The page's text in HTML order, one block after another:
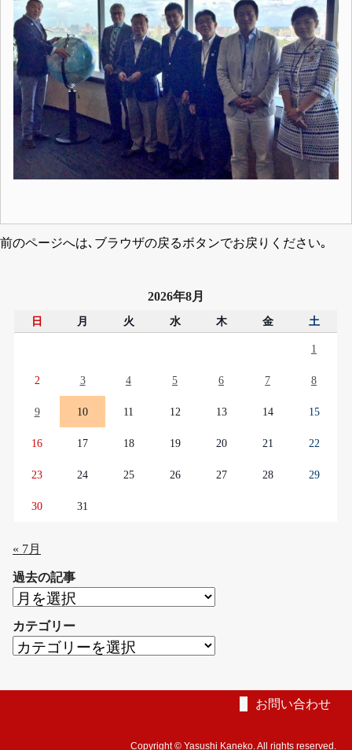
前のページへは､ブラウザの戻るボタンでお戻りください｡
2026年8月
日 月 火 水 木 金 土
1
2 3 4 5 6 7 8
9 10 11 12 13 14 15
16 17 18 19 20 21 22
23 24 25 26 27 28 29
30 31
« 7月
過去の記事
過
の
記
カテゴリー
カ
お問い合わせ
Copyright © Yasushi Kaneko. All rights reserved.